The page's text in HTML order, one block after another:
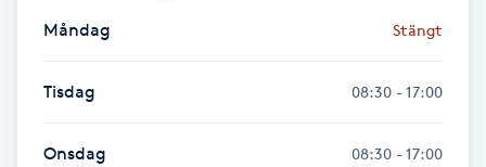
Måndag Stängt
Tisdag 08:30 - 17:00
Onsdag 08:30 - 17:00